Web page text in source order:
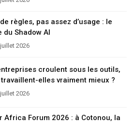
règles, pas assez d’usage : le
du Shadow AI
2026
croulent sous les outils,
elles vraiment mieux ?
2026
Africa Forum 2026 : à Cotonou, la